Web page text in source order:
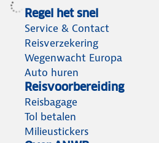
Regel het snel
Service & Contact
Reisverzekering
Wegenwacht Europa
Auto huren
Reisvoorbereiding
Reisbagage
Tol betalen
Milieustickers